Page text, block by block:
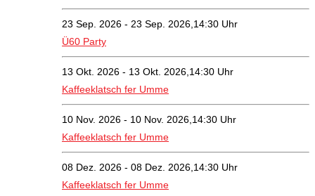
23 Sep. 2026 - 23 Sep. 2026,14:30 Uhr
Ü60 Party
13 Okt. 2026 - 13 Okt. 2026,14:30 Uhr
Kaffeeklatsch fer Umme
10 Nov. 2026 - 10 Nov. 2026,14:30 Uhr
Kaffeeklatsch fer Umme
08 Dez. 2026 - 08 Dez. 2026,14:30 Uhr
Kaffeeklatsch fer Umme